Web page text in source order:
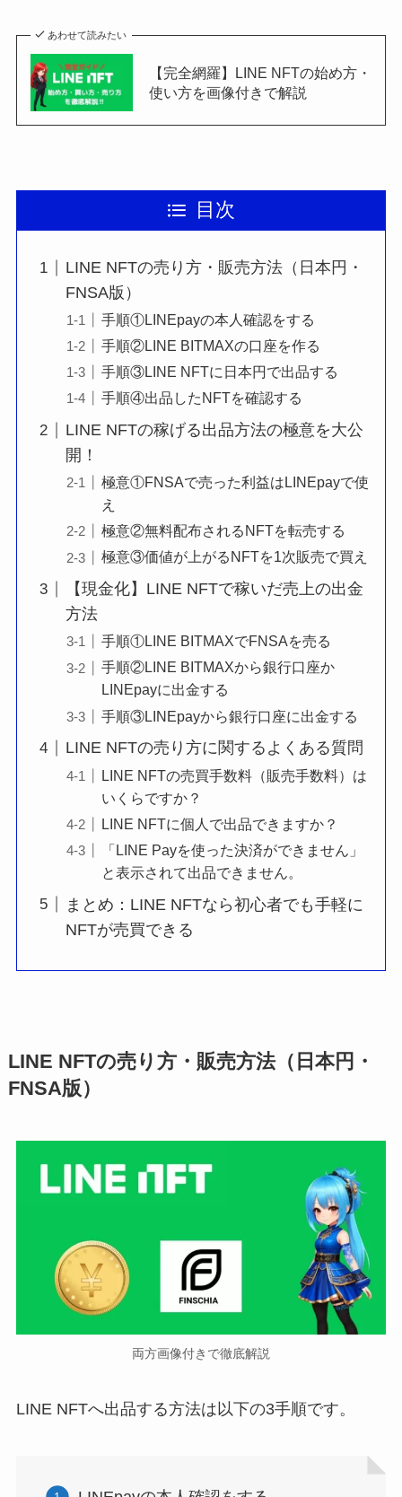
あわせて読みたい
【完全網羅】LINE NFTの始め方・
使い方を画像付きで解説
目次
LINE NFTの売り方・販売方法（日本円・
FNSA版）
手順①LINEpayの本人確認をする
手順②LINE BITMAXの口座を作る
手順③LINE NFTに日本円で出品する
手順④出品したNFTを確認する
LINE NFTの稼げる出品方法の極意を大公
開！
極意①FNSAで売った利益はLINEpayで使
え
極意②無料配布されるNFTを転売する
極意③価値が上がるNFTを1次販売で買え
【現金化】LINE NFTで稼いだ売上の出金
方法
手順①LINE BITMAXでFNSAを売る
手順②LINE BITMAXから銀行口座か
LINEpayに出金する
手順③LINEpayから銀行口座に出金する
LINE NFTの売り方に関するよくある質問
LINE NFTの売買手数料（販売手数料）は
いくらですか？
LINE NFTに個人で出品できますか？
「LINE Payを使った決済ができません」
と表示されて出品できません。
まとめ：LINE NFTなら初心者でも手軽に
NFTが売買できる
LINE NFTの売り方・販売方法（日本円・
FNSA版）
両方画像付きで徹底解説
LINE NFTへ出品する方法は以下の3手順です。